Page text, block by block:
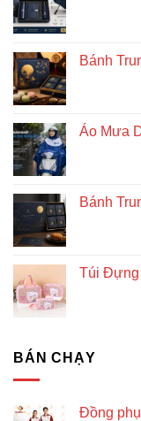
Bánh
Áo Mưa
Bánh
Túi Đựng
BÁN CHẠY
Đồng